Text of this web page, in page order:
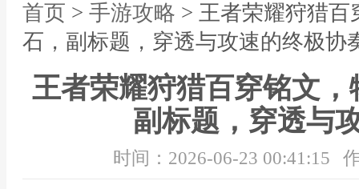
首页 > 手游攻略 > 王者荣耀狩猎
石，副标题，穿透与攻速的终极协
王者荣耀狩猎百穿铭文
副标题，穿透与
时间：2026-06-23 00:41:15